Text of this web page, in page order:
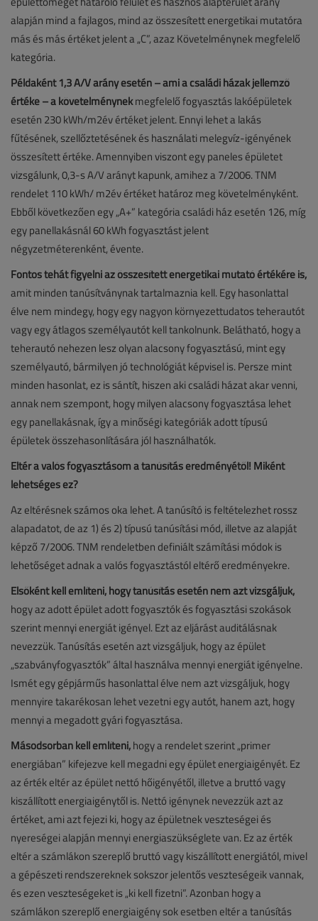
alapján mind a fajlagos, mind az összesített energetikai mutatóra
más és más értéket jelent a „C”, azaz Követelménynek megfelelő
kategória.
Példaként 1,3 A/V arány esetén – ami a családi házak jellemző
értéke – a követelménynekmegfelelő fogyasztás lakóépületek
esetén 230 kWh/m2év értéket jelent. Ennyi lehet a lakás
fűtésének, szellőztetésének és használati melegvíz-igényének
összesített értéke. Amennyiben viszont egy paneles épületet
vizsgálunk, 0,3-s A/V arányt kapunk, amihez a 7/2006. TNM
rendelet 110 kWh/ m2év értéket határoz meg követelményként.
Ebből következően egy „A+” kategória családi ház esetén 126, míg
egy panellakásnál 60 kWh fogyasztást jelent
négyzetméterenként, évente.
Fontos tehát figyelni az összesített energetikai mutató értékére is,
amit minden tanúsítványnak tartalmaznia kell. Egy hasonlattal
élve nem mindegy, hogy egy nagyon környezettudatos teherautót
vagy egy átlagos személyautót kell tankolnunk. Belátható, hogy a
teherautó nehezen lesz olyan alacsony fogyasztású, mint egy
személyautó, bármilyen jó technológiát képvisel is. Persze mint
minden hasonlat, ez is sántít, hiszen aki családi házat akar venni,
annak nem szempont, hogy milyen alacsony fogyasztása lehet
egy panellakásnak, így a minőségi kategóriák adott típusú
épületek összehasonlítására jól használhatók.
Eltér a valós fogyasztásom a tanúsítás eredményétől! Miként
lehetséges ez?
Az eltérésnek számos oka lehet. A tanúsító is feltételezhet rossz
alapadatot, de az 1) és 2) típusú tanúsítási mód, illetve az alapját
képző 7/2006. TNM rendeletben definiált számítási módok is
lehetőséget adnak a valós fogyasztástól eltérő eredményekre.
Elsőként kell említeni, hogy tanúsítás esetén nem azt vizsgáljuk,
hogy az adott épület adott fogyasztók és fogyasztási szokások
szerint mennyi energiát igényel. Ezt az eljárást auditálásnak
nevezzük. Tanúsítás esetén azt vizsgáljuk, hogy az épület
„szabványfogyasztók” által használva mennyi energiát igényelne.
Ismét egy gépjárműs hasonlattal élve nem azt vizsgáljuk, hogy
mennyire takarékosan lehet vezetni egy autót, hanem azt, hogy
mennyi a megadott gyári fogyasztása.
Másodsorban kell említeni,hogy a rendelet szerint „primer
energiában” kifejezve kell megadni egy épület energiaigényét. Ez
az érték eltér az épület nettó hőigényétől, illetve a bruttó vagy
kiszállított energiaigénytől is. Nettó igénynek nevezzük azt az
értéket, ami azt fejezi ki, hogy az épületnek veszteségei és
nyereségei alapján mennyi energiaszükséglete van. Ez az érték
eltér a számlákon szereplő bruttó vagy kiszállított energiától, mivel
a gépészeti rendszereknek sokszor jelentős veszteségeik vannak,
és ezen veszteségeket is „ki kell fizetni”. Azonban hogy a
számlákon szereplő energiaigény sok esetben eltér a tanúsítás